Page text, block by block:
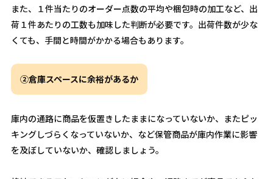
また、１件当たりのオーダー点数の平均や梱包時の加工など、出
荷１件あたりの工数も加味した判断が必要です。出荷件数が少な
くても、手間と時間がかかる場合もあります。
②倉庫スペースに余裕があるか
庫内の通路に商品を仮置きしたままになっていないか、またピッ
キングしづらくなっていないか、など保管商品が庫内作業に影響
を及ぼしていないか、確認しましょう。